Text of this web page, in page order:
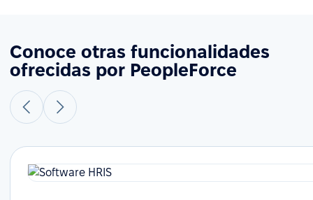
Conoce otras funcionalidades
ofrecidas por PeopleForce